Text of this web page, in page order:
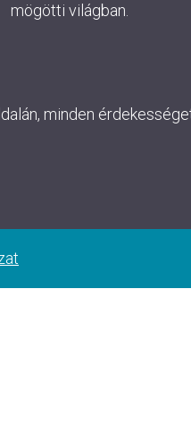
mögötti világban.
minden